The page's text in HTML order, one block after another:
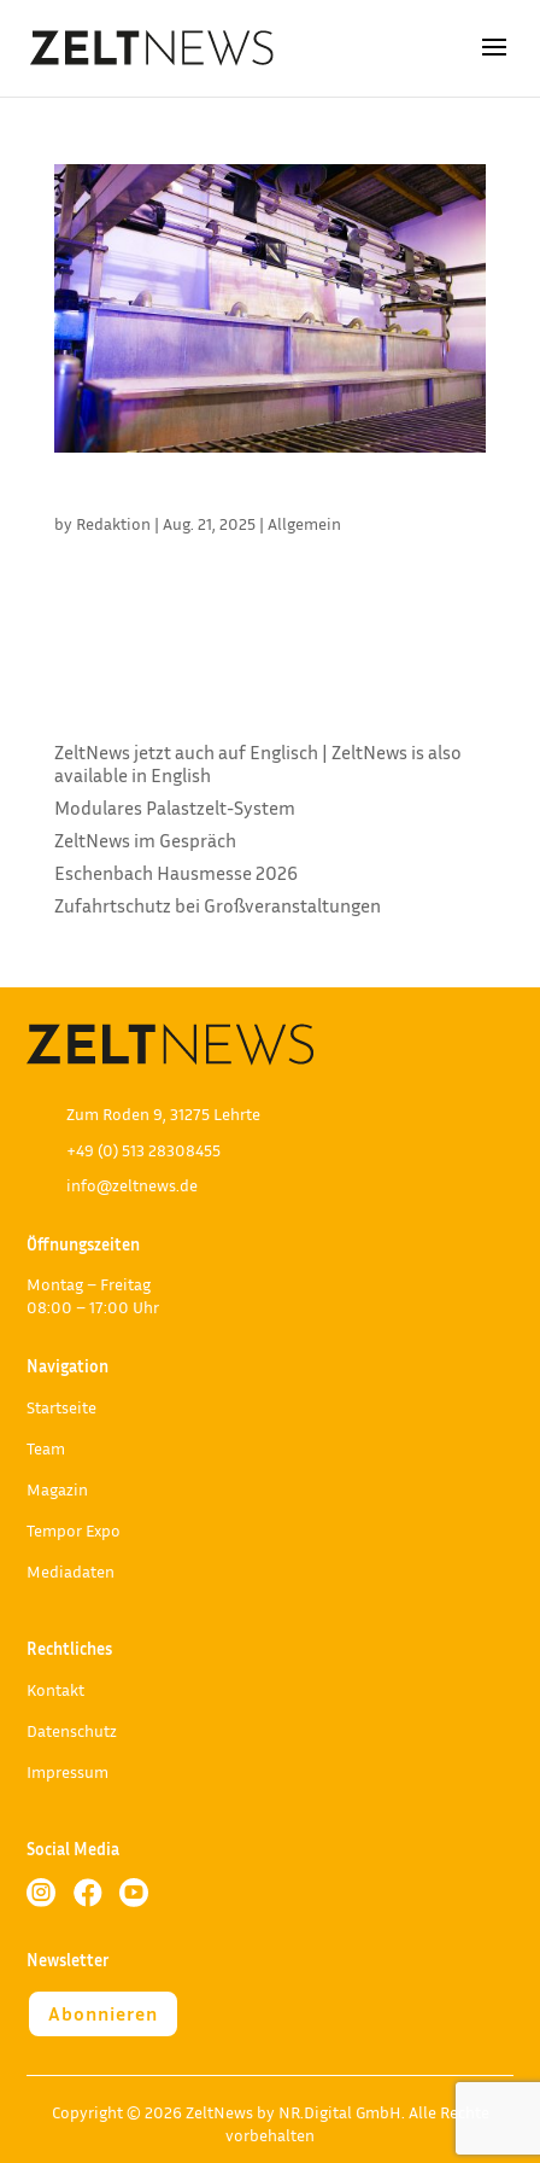
by Redaktion | Aug. 21, 2025| Allgemein
ZeltNews jetzt auch auf Englisch | ZeltNews is also
available in English
Modulares Palastzelt-System
ZeltNews im Gespräch
Eschenbach Hausmesse 2026
Zufahrtschutz bei Großveranstaltungen
Zum Roden 9, 31275 Lehrte
+49 (0) 513 28308455
info@zeltnews.de
Öffnungszeiten
Montag – Freitag
08:00 – 17:00 Uhr
Navigation
Startseite
Team
Magazin
Tempor Expo
Mediadaten
Rechtliches
Kontakt
Datenschutz
Impressum
Social Media
  
Newsletter
Abonnieren
Copyright © 2026 ZeltNews by NR.Digital GmbH. Alle Rechte
vorbehalten